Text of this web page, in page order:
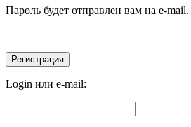
Пароль будет отправлен вам на e-mail.
Login или e-mail: